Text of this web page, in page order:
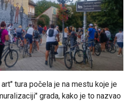
tura počela je na mestu koje je
grada, kako je to nazvao